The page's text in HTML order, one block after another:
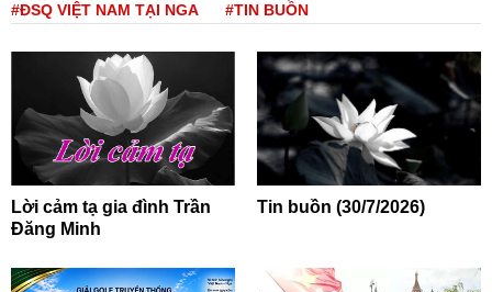
#ĐSQ VIỆT NAM TẠI NGA #TIN BUỒN
Lời cảm tạ gia đình Trần
Đăng Minh
Tin buồn (30/7/2026)